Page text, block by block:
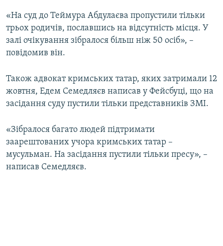
УКРАЇНСЬКА ПРОБЛЕМА КРИМУ
ІНФОГРАФІКА
Qırımtatar
ДОЛУЧАЙСЯ!
Усі сайти RFE/RL
«На суд до Теймура Абдулаєва пропустили тільки
трьох родичів, пославшись на відсутність місця. У
залі очікування зібралося більш ніж 50 осіб», –
повідомив він.
Також адвокат кримських татар, яких затримали 12
жовтня, Едем Семедляєв написав у Фейсбуці, що на
засідання суду пустили тільки представників ЗМІ.
«Зібралося багато людей підтримати
заарештованих учора кримських татар –
мусульман. На засідання пустили тільки пресу», –
написав Семедляєв.